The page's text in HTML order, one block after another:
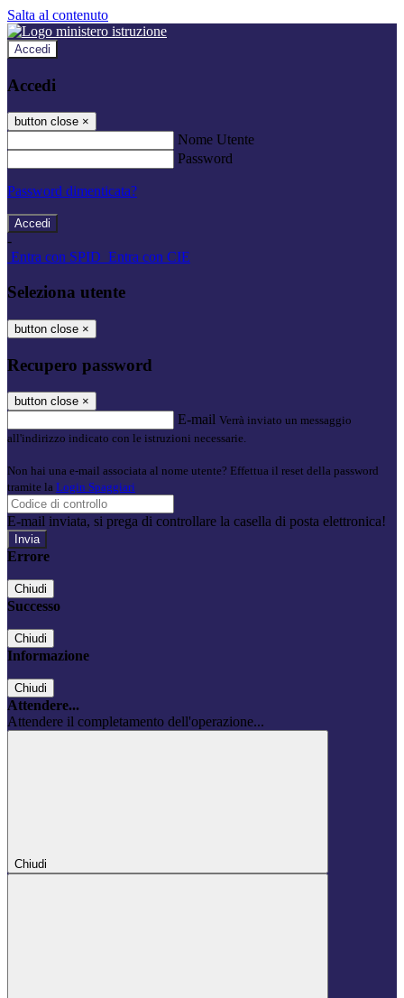
Salta al contenuto
Accedi
Accedi
button close ×
Nome Utente
Password
Password dimenticata?
-
Entra con SPID Entra con CIE
Seleziona utente
button close ×
Recupero password
button close ×
E-mail Verrà inviato un messaggio
all'indirizzo indicato con le istruzioni necessarie.
Non hai una e-mail associata al nome utente? Effettua il reset della password
tramite la Login Spaggiari
E-mail inviata, si prega di controllare la casella di posta elettronica!
Errore
Chiudi
Successo
Chiudi
Informazione
Chiudi
Attendere...
Attendere il completamento dell'operazione...
Chiudi